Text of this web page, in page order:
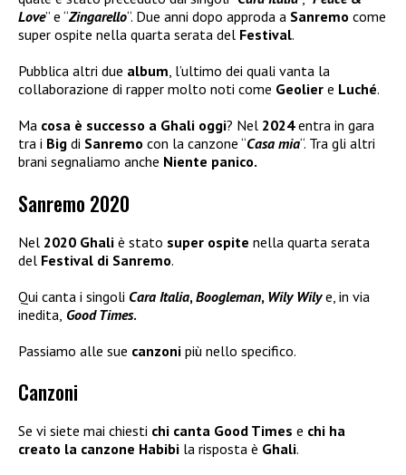
Love” e “Zingarello“. Due anni dopo approda a Sanremo come
super ospite nella quarta serata del Festival.
Pubblica altri due album, l’ultimo dei quali vanta la
collaborazione di rapper molto noti come Geolier e Luché.
Ma cosa è successo a Ghali oggi? Nel 2024entra in gara
tra i Big di Sanremo con la canzone “Casa mia“. Tra gli altri
brani segnaliamo anche Niente panico.
Sanremo 2020
Nel 2020 Ghali è stato super ospite nella quarta serata
del Festival di Sanremo.
Qui canta i singoli Cara Italia, Boogleman, Wily Wilye, in via
inedita, Good Times.
Passiamo alle sue canzoni più nello specifico.
Canzoni
Se vi siete mai chiesti chi canta Good Times e chi ha
creato la canzone Habibi la risposta è Ghali.